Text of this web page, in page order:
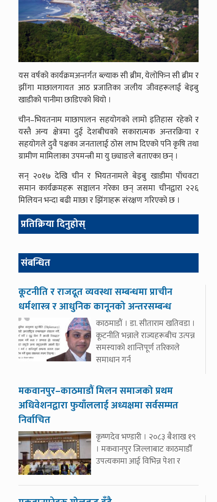
यस वर्षको कार्यक्रमअन्तर्गत ब्ल्याक सी ब्रीम, येलोफिन सी ब्रीम र
झींगा माछालगायत आठ प्रजातिका जलीय जीवहरूलाई बेइबु
खाडीको पानीमा छाडिएको थियो ।
चीन–भियतनाम माछापालन सहयोगको लामो इतिहास रहेको र
यस्तै अन्य क्षेत्रमा दुई देशबीचको सकारात्मक अन्तरक्रिया र
सहयोगले दुवै पक्षका जनतालाई ठोस लाभ दिएको पनि कृषि तथा
ग्रामीण मामिलाका उपमन्त्री मा यु छ्याङले बताएका छन् ।
सन् २०१७ देखि चीन र भियतनामले बेइबु खाडीमा पाँचवटा
समान कार्यक्रमहरू सञ्चालन गरेका छन् जसमा चीनद्वारा २२६
मिलियन भन्दा बढी माछा र झिंगाहरू संरक्षण गरिएको छ ।
प्रतिक्रिया दिनुहोस्
संबन्धित
कूटनीति र राजदूत व्यवस्था सम्बन्धमा प्राचीन
धर्मशास्त्र र आधुनिक कानूनको अन्तरसम्बन्ध
काठमाडौं । डा. सीताराम खतिवडा ।
कूटनीति भन्नाले राज्यहरूबीच उत्पन्न
समस्याको शान्तिपूर्ण तरिकाले
समाधान गर्न
मकवानपुर–काठमाडौं मिलन समाजको प्रथम
अधिवेशनद्वारा फुयाँललाई अध्यक्षमा सर्वसम्मत
निर्वाचित
कृष्णदेव भण्डारी । २०८३ बैशाख १९
। मकवानपुर जिल्लाबाट काठमाडौँ
उपत्यकामा आई विभिन्न पेशा र